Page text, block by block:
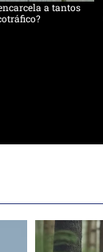
a tantos